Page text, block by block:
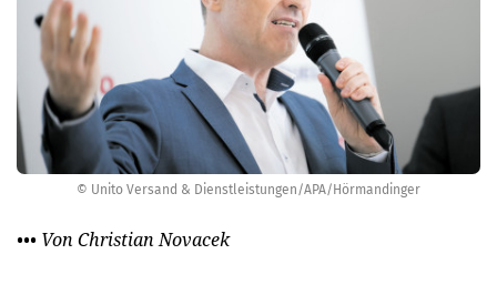
© Unito Versand & Dienstleistungen/APA/Hörmandinger
••• Von Christian Novacek